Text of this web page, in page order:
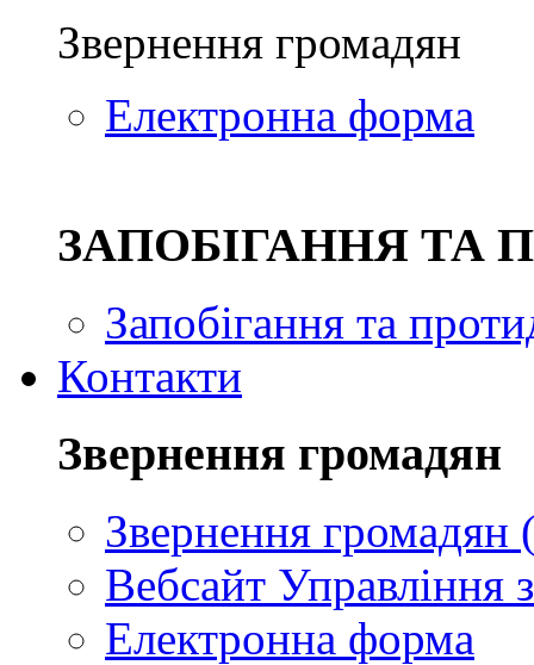
Звернення громадян
Електронна форма
ЗAПОБІГАННЯ ТА
Запобігання та
Контакти
Звернення громадян
Звернення громадян
Вебсайт Управління
Електронна форма